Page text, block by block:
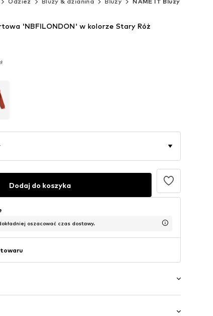
'NBFILONDON' w kolorze Stary Róż
Dodaj do koszyka
oszacować czas dostawy.